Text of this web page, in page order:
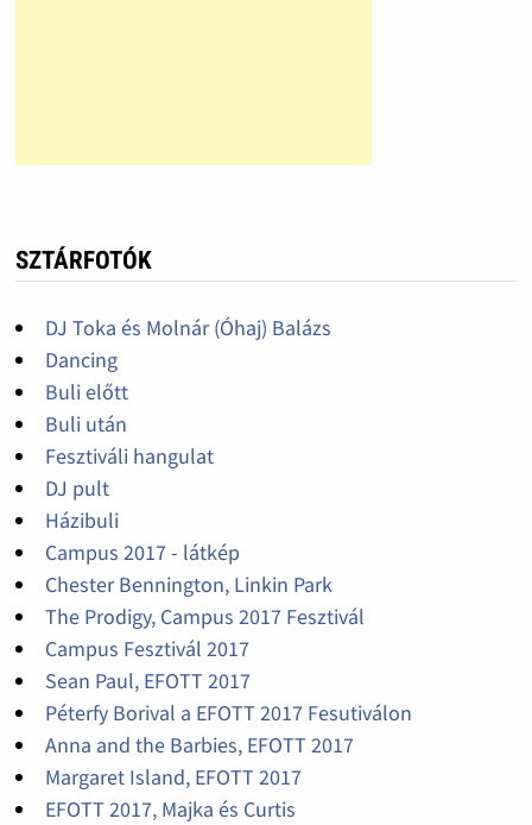
SZTÁRFOTÓK
DJ Toka és Molnár (Óhaj) Balázs
Dancing
Buli előtt
Buli után
Fesztiváli hangulat
DJ pult
Házibuli
Campus 2017 - látkép
Chester Bennington, Linkin Park
The Prodigy, Campus 2017 Fesztivál
Campus Fesztivál 2017
Sean Paul, EFOTT 2017
Péterfy Borival a EFOTT 2017 Fesutiválon
Anna and the Barbies, EFOTT 2017
Margaret Island, EFOTT 2017
EFOTT 2017, Majka és Curtis